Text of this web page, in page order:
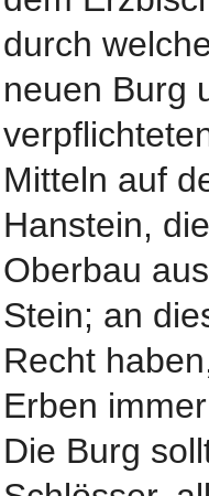
durch
neuen Burg
Mitteln auf
Hanstein,
Oberbau
Stein; an
Recht
Erben
Die Burg